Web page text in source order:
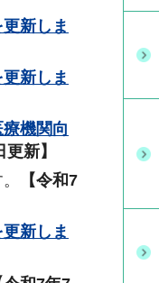
新しま
新しま
機関向
新】
【令和7
新しま